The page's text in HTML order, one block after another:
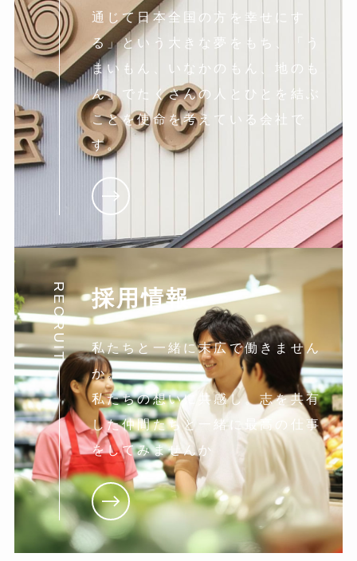
通じて日本全国の方を幸せにす
る」という大きな夢をもち、「う
まいもん、いなかのもん、地のも
ん」でたくさんの人とひとを結ぶ
ことを使命を考えている会社で
す。
RECRUIT 採用情報
私たちと一緒に末広で働きません
か。
私たちの想いに共感し。志を共有
した仲間たちと一緒に最高の仕事
をしてみませんか